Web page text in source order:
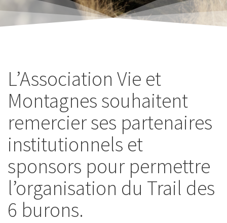
L’Association Vie et
Montagnes souhaitent
remercier ses partenaires
institutionnels et
sponsors pour permettre
l’organisation du Trail des
6 burons.